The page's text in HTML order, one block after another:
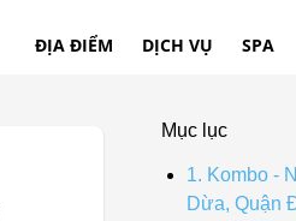
ĐỊA ĐIỂM DỊCH VỤ SPA
Mục lục
1. Kombo -
Dừa, Quận